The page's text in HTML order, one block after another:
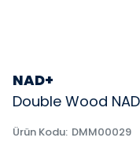
NAD+
Double Wood
Ürün Kodu: DMM00029